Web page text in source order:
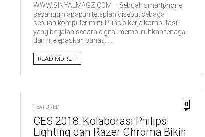
WWW.SINYALMAGZ.COM – Sebuah smartphone
secanggih apapun tetaplah disebut sebagai
sebuah komputer mini. Prinsip kerja komputasi
yang berjalan secara digital membutuhkan tenaga
dan melepaskan panas. ...
READ MORE +
FEATURED 0
CES 2018: Kolaborasi Philips
Lighting dan Razer Chroma Bikin